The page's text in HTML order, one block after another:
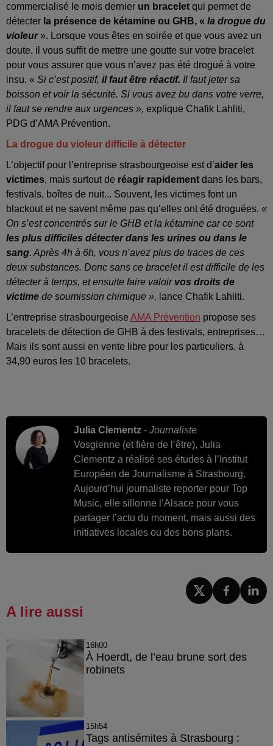
commercialisé le mois dernier un bracelet qui permet de
détecter la présence de kétamine ou GHB, « la drogue du
violeur». Lorsque vous êtes en soirée et que vous avez un
doute, il vous suffit de mettre une goutte sur votre bracelet
pour vous assurer que vous n’avez pas été drogué à votre
insu. « Si c’est positif, il faut être réactif. Il faut jeter sa
boisson et voir la sécurité. Si vous avez bu dans votre verre,
il faut se rendre aux urgences », explique Chafik Lahliti,
PDG d’AMA Prévention.
La drogue du violeur difficile à détecter
L’objectif pour l’entreprise strasbourgeoise est d’aider les
victimes, mais surtout de réagir rapidement dans les bars,
festivals, boîtes de nuit... Souvent, les victimes font un
blackout et ne savent même pas qu’elles ont été droguées. «
On s’est concentrés sur le GHB et la kétamine car ce sont
les plus difficiles détecter dans les urines ou dans le
sang. Après 4h à 6h, vous n’avez plus de traces de ces
deux substances. Donc sans ce bracelet il est difficile de les
détecter à temps, et ensuite faire valoir vos droits de
victime de soumission chimique », lance Chafik Lahliti.
L’entreprise strasbourgeoise AMA Prévention propose ses
bracelets de détection de GHB à des festivals, entreprises…
Mais ils sont aussi en vente libre pour les particuliers, à
34,90 euros les 10 bracelets.
Julia Clementz - Journaliste
Vosgienne (et fière de l’être), Julia
Clementz a réalisé ses études à l’Institut
Européen de Journalisme à Strasbourg.
Aujourd’hui journaliste reporter pour Top
Music, elle sillonne l’Alsace pour vous
partager l’actu du moment, mais aussi des
initiatives locales ou des bons plans.
A lire aussi
16h00
À Hoerdt, de l’eau brune sort des
robinets
15h54
Tags antisémites à Strasbourg :